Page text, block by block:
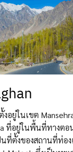
อยู่ในเขต
ที่อยู่ในพื้นที่ทางตอ
ที่ตั้งของสถานที่ท่อ